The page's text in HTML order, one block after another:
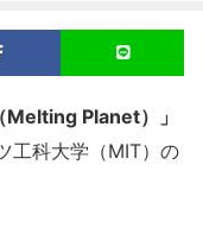
Melting Planet）」
工科大学（MIT）の